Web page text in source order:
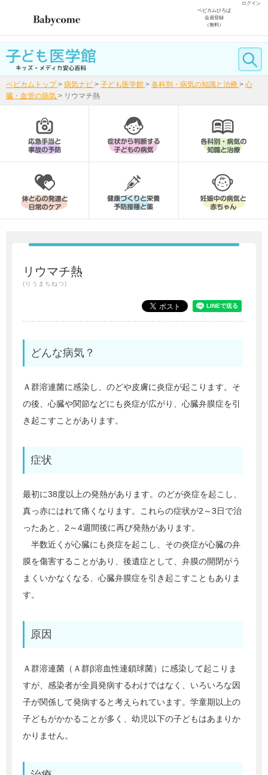
ログイン
ベビカムひろば
会員登録
（無料）
ベビカムトップ > 病気ナビ > 子ども医学館 > 各科別・病気の知識と治療 > 心
臓・血管の病気 > リウマチ熱
リウマチ熱
(りうまちねつ)
どんな病気？
Ａ群溶連菌に感染し、のどや皮膚に炎症が起こります。そ
の後、心臓や関節などにも炎症が広がり、心臓弁膜症を引
き起こすことがあります。
症状
最初に38度以上の発熱があります。のどが炎症を起こし、
真っ赤にはれて痛くなります。これらの症状が2～3日で治
ったあと、2～4週間後に再び発熱があります。
半数近くが心臓にも炎症を起こし、その炎症が心臓の弁
膜を傷害することがあり、後遺症として、弁膜の開閉がう
まくいかなくなる、心臓弁膜症を引き起こすこともありま
す。
原因
Ａ群溶連菌（Ａ群β溶血性連鎖球菌）に感染して起こりま
すが、感染者が全員発病するわけではなく、いろいろな因
子が関係して発病すると考えられています。学童期以上の
子どもがかかることが多く、幼児以下の子どもはあまりか
かりません。